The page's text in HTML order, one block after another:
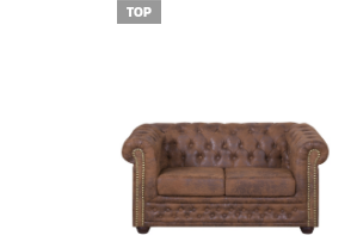
TOP